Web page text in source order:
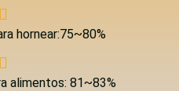
hornear:75~80%
alimentos: 81~83%